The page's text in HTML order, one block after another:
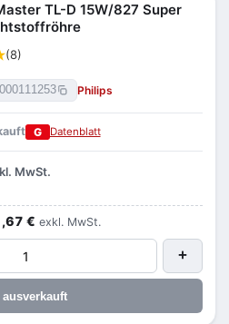
TL-D 15W/827 Super
(8)
Philips
G Datenblatt
MwSt.
€ exkl. MwSt.
+
ausverkauft